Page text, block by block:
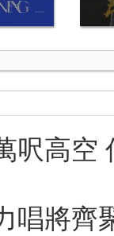
呎高空
唱將齊